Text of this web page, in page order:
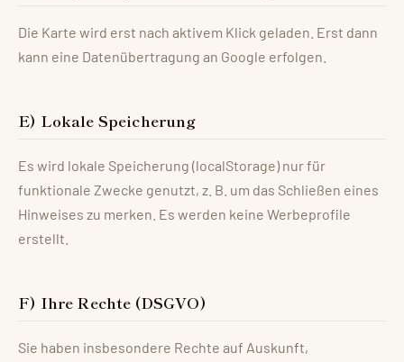
Die Karte wird erst nach aktivem Klick geladen. Erst dann
kann eine Datenübertragung an Google erfolgen.
E) Lokale Speicherung
Es wird lokale Speicherung (localStorage) nur für
funktionale Zwecke genutzt, z. B. um das Schließen eines
Hinweises zu merken. Es werden keine Werbeprofile
erstellt.
F) Ihre Rechte (DSGVO)
Sie haben insbesondere Rechte auf Auskunft,